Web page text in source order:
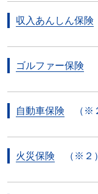
収入あんしん保険
ゴルファー保険
自動車保険 （※
火災保険 （※２）